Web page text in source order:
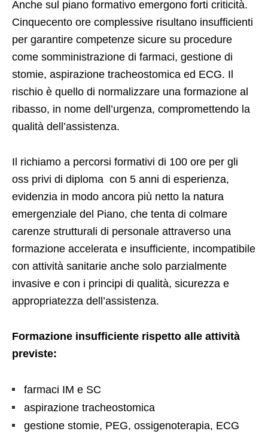
Anche sul piano formativo emergono forti criticità.
Cinquecento ore complessive risultano insufficienti
per garantire competenze sicure su procedure
come somministrazione di farmaci, gestione di
stomie, aspirazione tracheostomica ed ECG. Il
rischio è quello di normalizzare una formazione al
ribasso, in nome dell’urgenza, compromettendo la
qualità dell’assistenza.
Il richiamo a percorsi formativi di 100 ore per gli
oss privi di diploma con 5 anni di esperienza,
evidenzia in modo ancora più netto la natura
emergenziale del Piano, che tenta di colmare
carenze strutturali di personale attraverso una
formazione accelerata e insufficiente, incompatibile
con attività sanitarie anche solo parzialmente
invasive e con i principi di qualità, sicurezza e
appropriatezza dell’assistenza.
Formazione insufficiente rispetto alle attività
previste:
farmaci IM e SC
aspirazione tracheostomica
gestione stomie, PEG, ossigenoterapia, ECG